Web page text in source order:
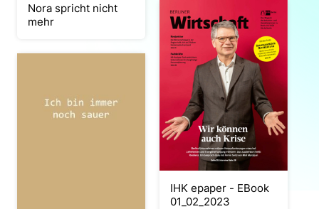
Nora spricht nicht
mehr
IHK epaper - EBook
01_02_2023